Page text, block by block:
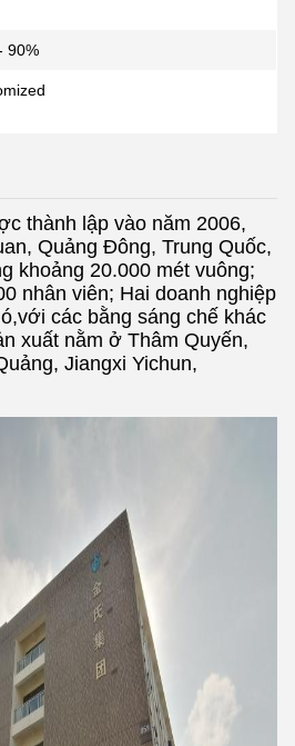
90%
thành lập vào năm 2006,
Quảng Đông, Trung Quốc,
khoảng 20.000 mét vuông;
nhân viên; Hai doanh nghiệp
các bằng sáng chế khác
xuất nằm ở Thâm Quyến,
Jiangxi Yichun,